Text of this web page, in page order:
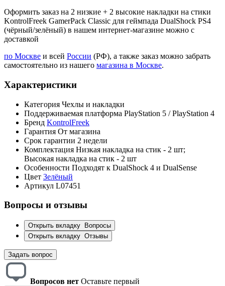
Оформить заказ на 2 низкие + 2 высокие накладки на стики
KontrolFreek GamerPack Classic для геймпада DualShock PS4
(чёрный/зелёный) в нашем интернет-магазине можно с
доставкой
по Москве и всей России (РФ), а также заказ можно забрать
самостоятельно из нашего магазина в Москве.
Характеристики
Категория Чехлы и накладки
Поддерживаемая платформа PlayStation 5 / PlayStation 4
Бренд KontrolFreek
Гарантия От магазина
Срок гарантии 2 недели
Комплектация Низкая накладка на стик - 2 шт;
Высокая накладка на стик - 2 шт
Особенности Подходят к DualShock 4 и DualSense
Цвет Зелёный
Артикул L07451
Вопросы и отзывы
Открыть вкладку
Вопросы
Открыть вкладку Отзывы
Задать вопрос
Вопросов нет Оставьте первый